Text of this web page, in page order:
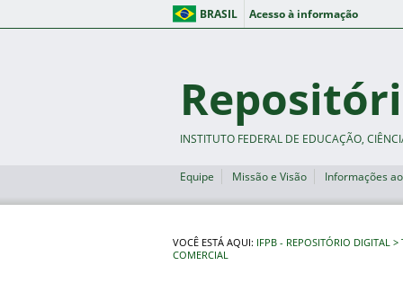
BRASIL Acesso à informação
INSTITUTO FEDERAL DE EDUCAÇÃO,
Equipe Missão e Visão Informações
VOCÊ ESTÁ AQUI: IFPB - REPOSITÓRIO DIGITAL
COMERCIAL